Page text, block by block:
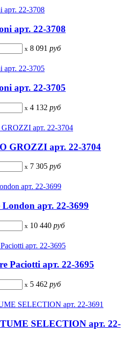
арт. 22-3708
x 8 091 руб
арт. 22-3705
x 4 132 руб
GROZZI арт. 22-3704
x 7 305 руб
арт. 22-3699
x 10 440 руб
Paciotti арт. 22-3695
x 5 462 руб
SELECTION арт. 22-